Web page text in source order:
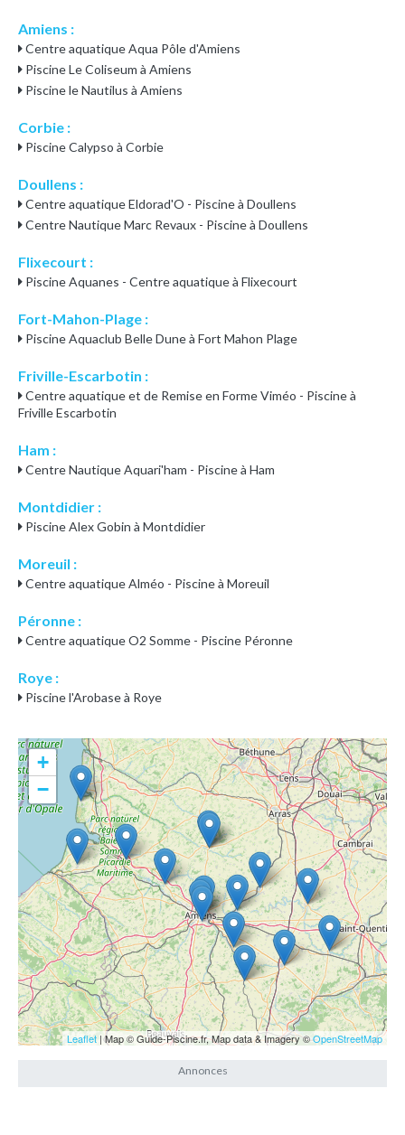
Amiens :
Centre aquatique Aqua Pôle d'Amiens
Piscine Le Coliseum à Amiens
Piscine le Nautilus à Amiens
Corbie :
Piscine Calypso à Corbie
Doullens :
Centre aquatique Eldorad'O - Piscine à Doullens
Centre Nautique Marc Revaux - Piscine à Doullens
Flixecourt :
Piscine Aquanes - Centre aquatique à Flixecourt
Fort-Mahon-Plage :
Piscine Aquaclub Belle Dune à Fort Mahon Plage
Friville-Escarbotin :
Centre aquatique et de Remise en Forme Viméo - Piscine à
Friville Escarbotin
Ham :
Centre Nautique Aquari'ham - Piscine à Ham
Montdidier :
Piscine Alex Gobin à Montdidier
Moreuil :
Centre aquatique Alméo - Piscine à Moreuil
Péronne :
Centre aquatique O2 Somme - Piscine Péronne
Roye :
Piscine l'Arobase à Roye
+
−
Leaflet | Map © Guide-Piscine.fr, Map data & Imagery ©OpenStreetMap